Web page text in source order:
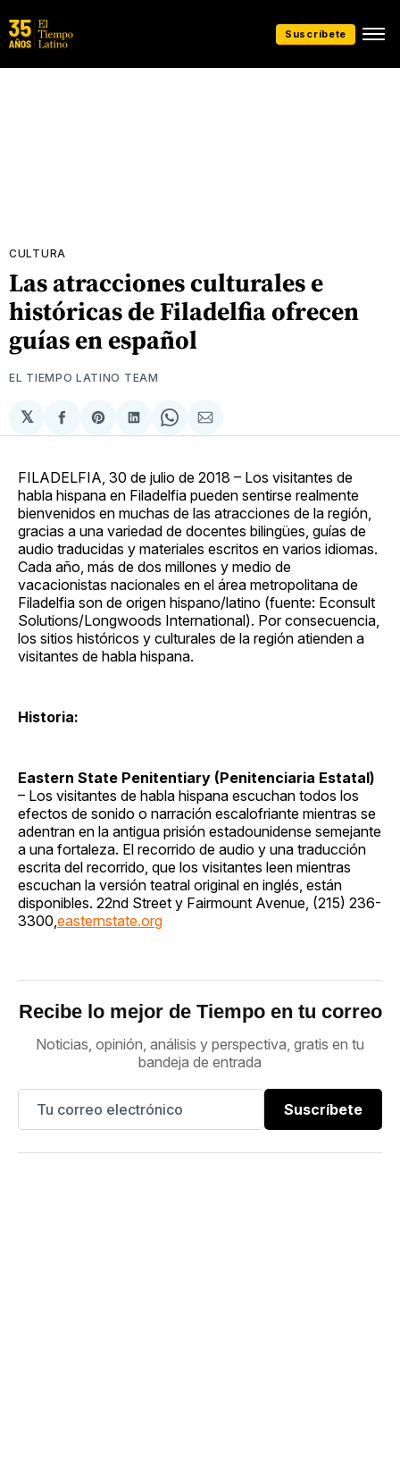
Suscríbete
CULTURA
Las atracciones culturales e
históricas de Filadelfia ofrecen
guías en español
EL TIEMPO LATINO TEAM
𝕏
Compartir
en
Share
on
Compartir
en
Share
on
Compartir
via
FILADELFIA, 30 de julio de 2018 – Los visitantes de
habla hispana en Filadelfia pueden sentirse realmente
bienvenidos en muchas de las atracciones de la región,
gracias a una variedad de docentes bilingües, guías de
audio traducidas y materiales escritos en varios idiomas.
Cada año, más de dos millones y medio de
vacacionistas nacionales en el área metropolitana de
Filadelfia son de origen hispano/latino (fuente: Econsult
Solutions/Longwoods International). Por consecuencia,
los sitios históricos y culturales de la región atienden a
visitantes de habla hispana.
Historia:
Eastern State Penitentiary (Penitenciaria Estatal)
– Los visitantes de habla hispana escuchan todos los
efectos de sonido o narración escalofriante mientras se
adentran en la antigua prisión estadounidense semejante
a una fortaleza. El recorrido de audio y una traducción
escrita del recorrido, que los visitantes leen mientras
escuchan la versión teatral original en inglés, están
disponibles. 22nd Street y Fairmount Avenue, (215) 236-
3300, easternstate.org
Recibe lo mejor de Tiempo en tu correo
Noticias, opinión, análisis y perspectiva, gratis en tu
bandeja de entrada
Suscríbete